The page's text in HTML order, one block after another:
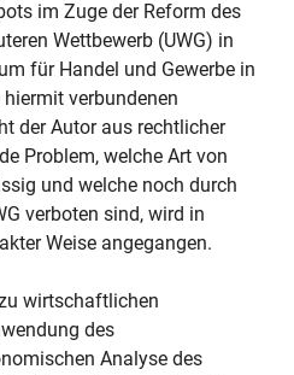
im Zuge der Reform des
Wettbewerb (UWG) in
für Handel und Gewerbe in
verbundenen
der Autor aus rechtlicher
Problem, welche Art von
und welche noch durch
verboten sind, wird in
Weise angegangen.
wirtschaftlichen
des
Analyse des